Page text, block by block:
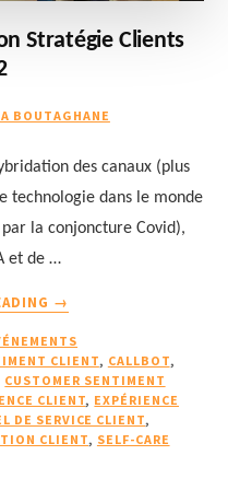
Stratégie Clients
BOUTAGHANE
des canaux (plus
technologie dans le monde
la conjoncture Covid),
et de …
RENDU
DU
SALON
STRATÉGIE
CLIENTS
→
CLIENT, CALLBOT,
CUSTOMER SENTIMENT
CLIENT, EXPÉRIENCE
DE SERVICE CLIENT,
CLIENT, SELF-CARE